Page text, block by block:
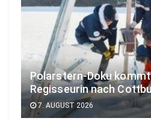
Polarstern-Doku
Regisseurin nach
7. AUGUST 2026